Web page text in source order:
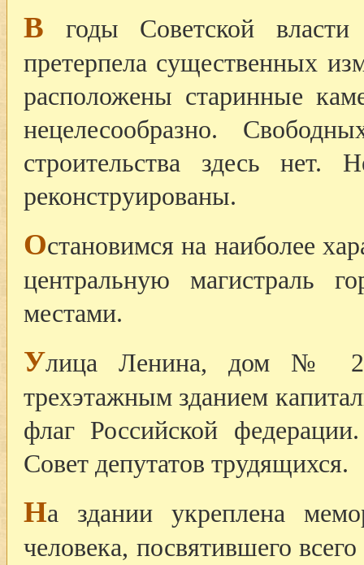
В годы Советской
претерпела существенных
расположены старинные
нецелесообразно.
строительства здесь нет.
реконструированы.
Остановимся на наиболее
центральную магистраль
местами.
Улица Ленина, дом №
трехэтажным зданием
флаг Российской
Совет депутатов трудящихся.
На здании укреплена
человека, посвятившего